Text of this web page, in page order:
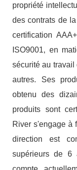
propriété
des contrats de
certification
ISO9001, en
sécurité au travail
autres. Ses
obtenu des
produits sont
River s'engage à
direction est
supérieurs de 6